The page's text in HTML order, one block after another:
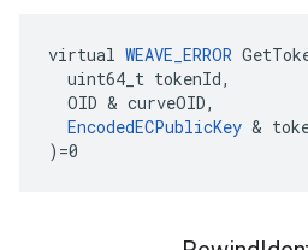
virtual WEAVE_ERROR
  uint64_t tokenId,
  OID & curveOID,
EncodedECPublicKey &
)=0